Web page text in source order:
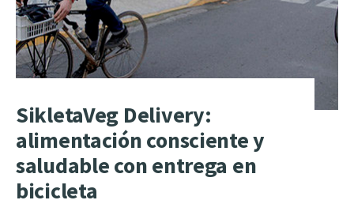
SikletaVeg Delivery:
alimentación consciente y
saludable con entrega en
bicicleta